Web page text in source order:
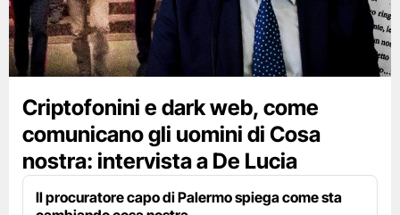
Criptofonini e dark web, come
comunicano gli uomini di Cosa
nostra: intervista a De Lucia
Il procuratore capo di Palermo spiega come sta